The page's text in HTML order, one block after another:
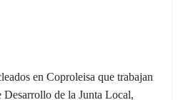
en Coproleisa que trabajan
de la Junta Local,